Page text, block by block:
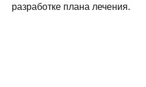
разработке плана лечения.